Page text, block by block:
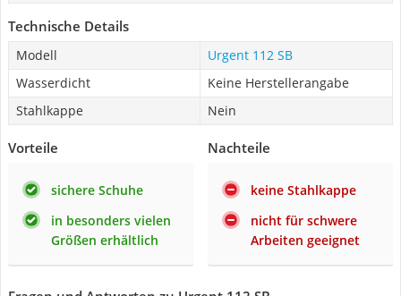
Technische Details
Modell
Urgent 112 SB
Wasserdicht
Keine Herstellerangabe
Stahlkappe
Nein
Vorteile
sichere Schuhe
in besonders vielen
Größen erhältlich
Nachteile
keine Stahlkappe
nicht für schwere
Arbeiten geeignet